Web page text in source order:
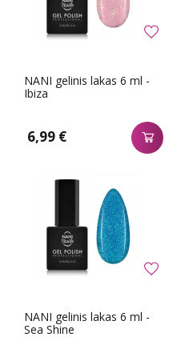
NANI gelinis lakas 6 ml -
Ibiza
6,99 €
NANI gelinis lakas 6 ml -
Sea Shine